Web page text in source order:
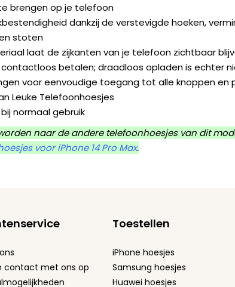
brengen op je telefoon
dankzij de verstevigde hoeken,
stoten
laat de zijkanten van je telefoon zichtbaar
betalen; draadloos opladen is echter
voor eenvoudige toegang tot alle knoppen en
Leuke Telefoonhoesjes
normaal gebruik
naar de andere telefoonhoesjes van dit
voor iPhone 14 Pro Max.
contact met ons op
Toestellen
iPhone hoesjes
Samsung hoesjes
Huawei hoesjes